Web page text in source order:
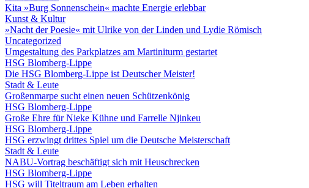
Kita »Burg Sonnenschein« machte Energie erlebbar
Kunst & Kultur
»Nacht der Poesie« mit Ulrike von der Linden und Lydie Römisch
Uncategorized
Umgestaltung des Parkplatzes am Martiniturm gestartet
HSG Blomberg-Lippe
Die HSG Blomberg-Lippe ist Deutscher Meister!
Stadt & Leute
Großenmarpe sucht einen neuen Schützenkönig
HSG Blomberg-Lippe
Große Ehre für Nieke Kühne und Farrelle Njinkeu
HSG Blomberg-Lippe
HSG erzwingt drittes Spiel um die Deutsche Meisterschaft
Stadt & Leute
NABU-Vortrag beschäftigt sich mit Heuschrecken
HSG Blomberg-Lippe
HSG will Titeltraum am Leben erhalten